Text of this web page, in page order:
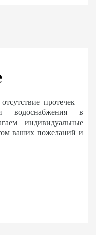
протечек –
водоснабжения в
индивидуальные
ваших пожеланий и